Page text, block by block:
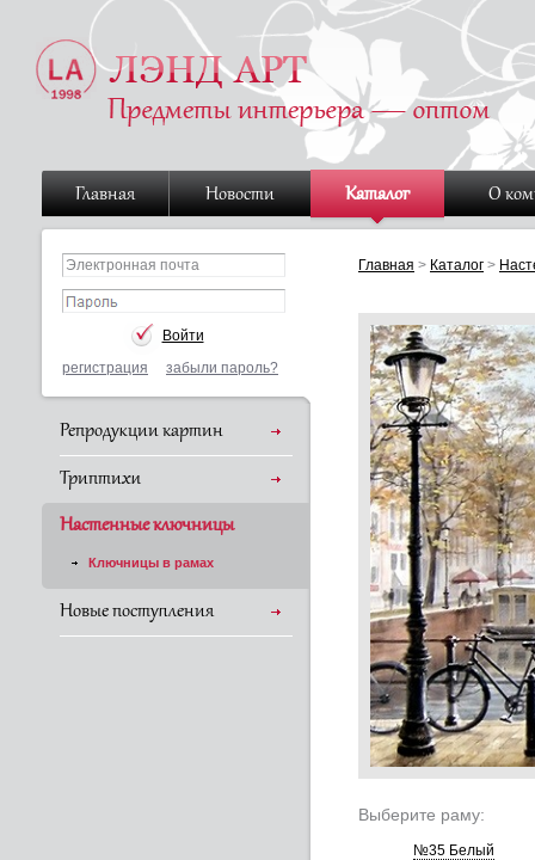
Главная Новости Каталог О
регистрация забыли пароль?
Репродукции картин
Триптихи
Настенные ключницы
Ключницы в рамах
Новые поступления
Главная > Каталог >
Выберите раму:
№35 Белый